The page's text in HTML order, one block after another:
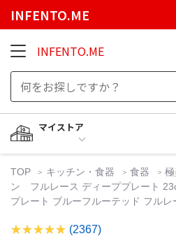
INFENTO.ME
INFENTO.ME
マイストア
TOP キッチン・食器 食器
ン フルレース ディーププレート
プレート ブルーフルーテッド フルレ
(2367)